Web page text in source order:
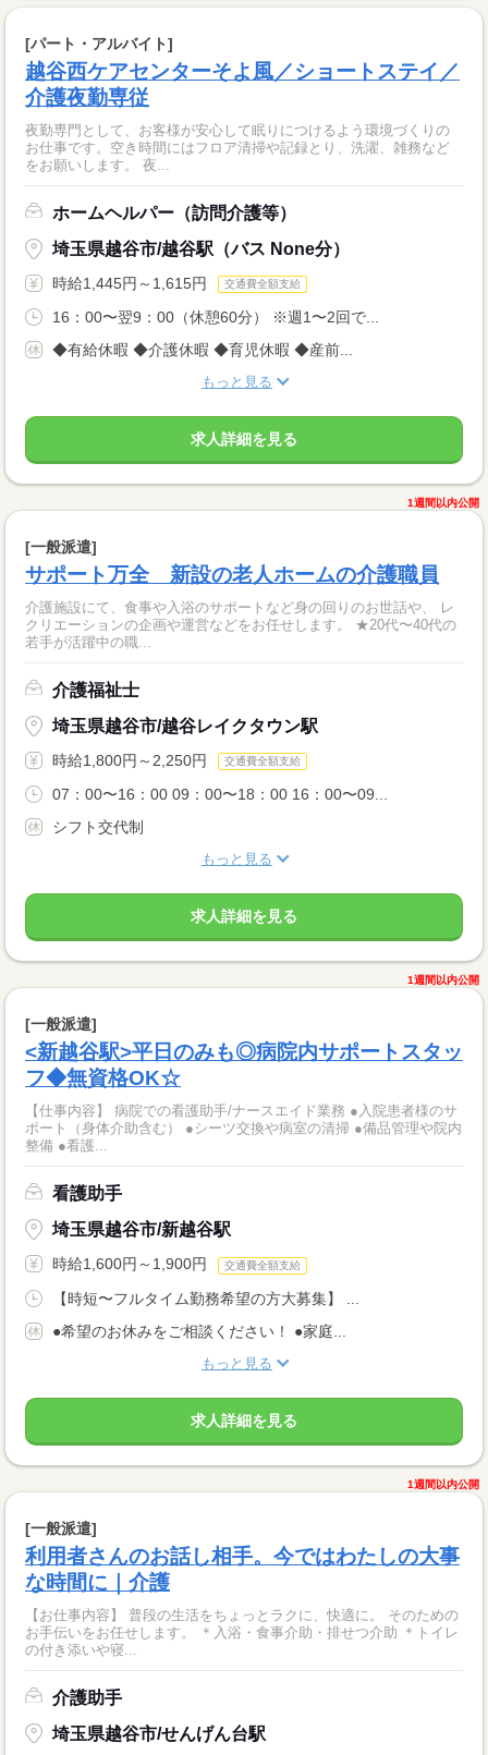
[パート・アルバイト]
越谷西ケアセンターそよ風／ショートステイ／
介護夜勤専従
夜勤専門として、お客様が安心して眠りにつけるよう環境づくりの
お仕事です。空き時間にはフロア清掃や記録とり、洗濯、雑務など
をお願いします。 夜...
ホームヘルパー（訪問介護等）
埼玉県越谷市/越谷駅（バス None分）
時給1,445円～1,615円 交通費全額支給
16：00〜翌9：00（休憩60分） ※週1〜2回で...
◆有給休暇 ◆介護休暇 ◆育児休暇 ◆産前...
もっと見る
求人詳細を見る
1週間以内公開
[一般派遣]
サポート万全 新設の老人ホームの介護職員
介護施設にて、食事や入浴のサポートなど身の回りのお世話や、 レ
クリエーションの企画や運営などをお任せします。 ★20代〜40代の
若手が活躍中の職...
介護福祉士
埼玉県越谷市/越谷レイクタウン駅
時給1,800円～2,250円 交通費全額支給
07：00〜16：00 09：00〜18：00 16：00〜09...
シフト交代制
もっと見る
求人詳細を見る
1週間以内公開
[一般派遣]
<新越谷駅>平日のみも◎病院内サポートスタッ
フ◆無資格OK☆
【仕事内容】 病院での看護助手/ナースエイド業務 ●入院患者様のサ
ポート（身体介助含む） ●シーツ交換や病室の清掃 ●備品管理や院内
整備 ●看護...
看護助手
埼玉県越谷市/新越谷駅
時給1,600円～1,900円 交通費全額支給
【時短〜フルタイム勤務希望の方大募集】 ...
●希望のお休みをご相談ください！ ●家庭...
もっと見る
求人詳細を見る
1週間以内公開
[一般派遣]
利用者さんのお話し相手。今ではわたしの大事
な時間に｜介護
【お仕事内容】 普段の生活をちょっとラクに、快適に。 そのための
お手伝いをお任せします。 ＊入浴・食事介助・排せつ介助 ＊トイレ
の付き添いや寝...
介護助手
埼玉県越谷市/せんげん台駅